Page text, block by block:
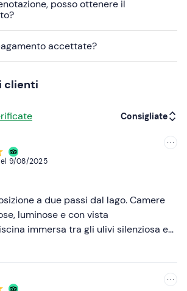
per persone con allergie e
di conferma della prenotazione per
esigenze alimentari.
parcheggio gratuito
con mezzi pubblici
portare
posso ottenere il
accettate?
clienti
Consigliate
Meno recenti
Più alte
9/08/2025
a due passi dal lago. Camere
luminose e con vista
immersa tra gli ulivi silenziosa e
top. Uno speciale ringraziamento a
richieste Consigliato vivamente